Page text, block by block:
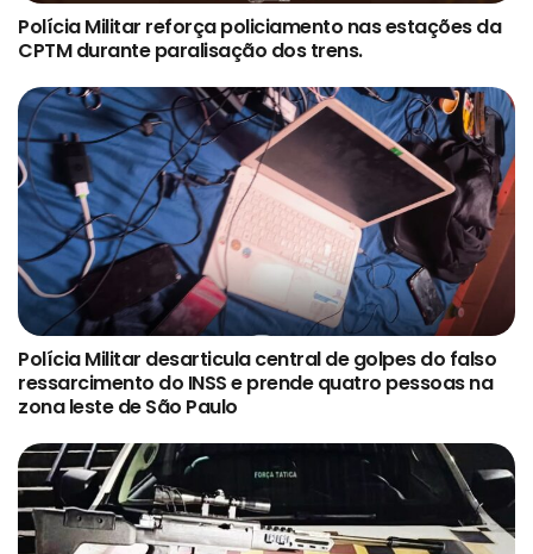
Polícia Militar reforça policiamento nas estações da
CPTM durante paralisação dos trens.
Polícia Militar desarticula central de golpes do falso
ressarcimento do INSS e prende quatro pessoas na
zona leste de São Paulo